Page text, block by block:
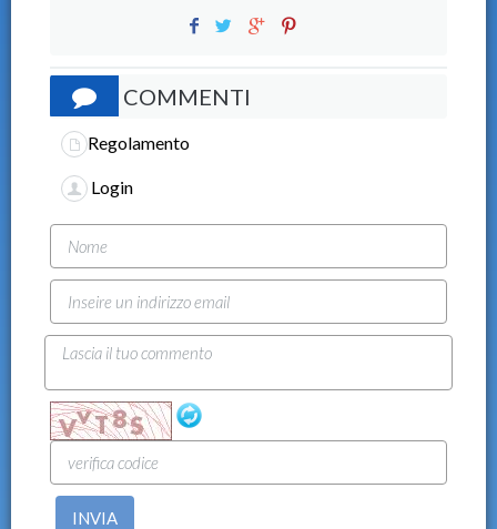
COMMENTI
Regolamento
Login
INVIA